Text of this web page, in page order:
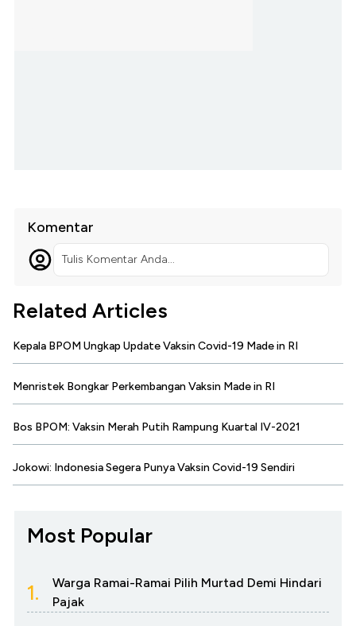
Komentar
Tulis Komentar Anda...
Related Articles
Kepala BPOM Ungkap Update Vaksin Covid-19 Made in RI
Menristek Bongkar Perkembangan Vaksin Made in RI
Bos BPOM: Vaksin Merah Putih Rampung Kuartal IV-2021
Jokowi: Indonesia Segera Punya Vaksin Covid-19 Sendiri
Most Popular
1.
Warga Ramai-Ramai Pilih Murtad Demi Hindari
Pajak